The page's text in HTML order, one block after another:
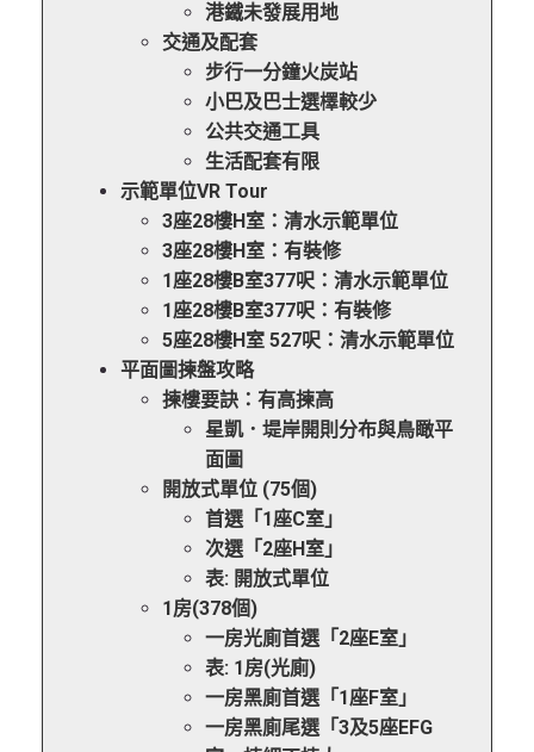
港鐵未發展用地
交通及配套
步行一分鐘火炭站
小巴及巴士選檡較少
公共交通工具
生活配套有限
示範單位VR Tour
3座28樓H室：清水示範單位
3座28樓H室：有裝修
1座28樓B室377呎：清水示範單位
1座28樓B室377呎：有裝修
5座28樓H室 527呎：清水示範單位
平面圖揀盤攻略
揀樓要訣：有高揀高
星凱．堤岸開則分布與鳥瞰平
面圖
開放式單位 (75個)
首選「1座C室」
次選「2座H室」
表: 開放式單位
1房(378個)
一房光廁首選「2座E室」
表: 1房(光廁)
一房黑廁首選「1座F室」
一房黑廁尾選「3及5座EFG